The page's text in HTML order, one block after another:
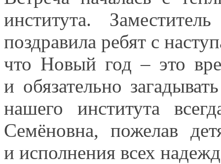
института.
поздравила ребят с
что Новый год – это
и обязательно
нашего института
Семёновна, пожелав
и исполнения всех